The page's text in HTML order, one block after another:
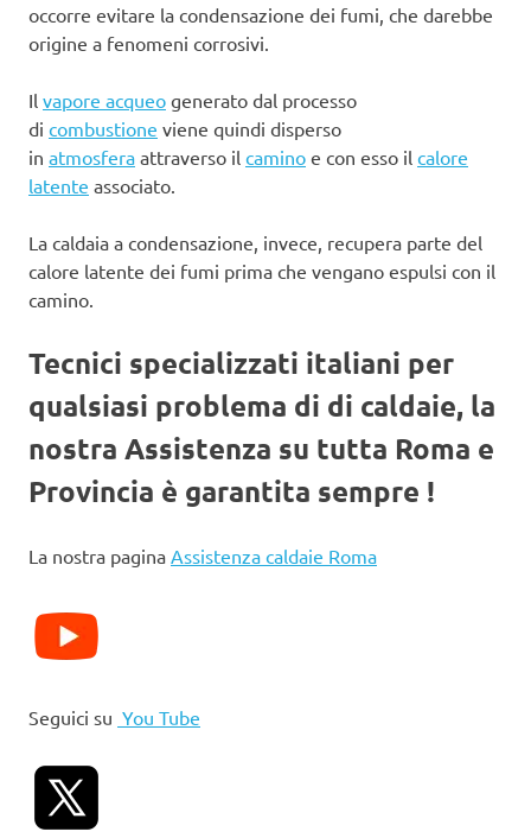
occorre evitare la condensazione dei fumi, che darebbe
origine a fenomeni corrosivi.
Il vapore acqueo generato dal processo
di combustione viene quindi disperso
in atmosfera attraverso il camino e con esso il calore
latente associato.
La caldaia a condensazione, invece, recupera parte del
calore latente dei fumi prima che vengano espulsi con il
camino.
Tecnici specializzati italiani per
qualsiasi problema di di caldaie, la
nostra Assistenza su tutta Roma e
Provincia è garantita sempre !
La nostra pagina Assistenza caldaie Roma
Seguici su You Tube